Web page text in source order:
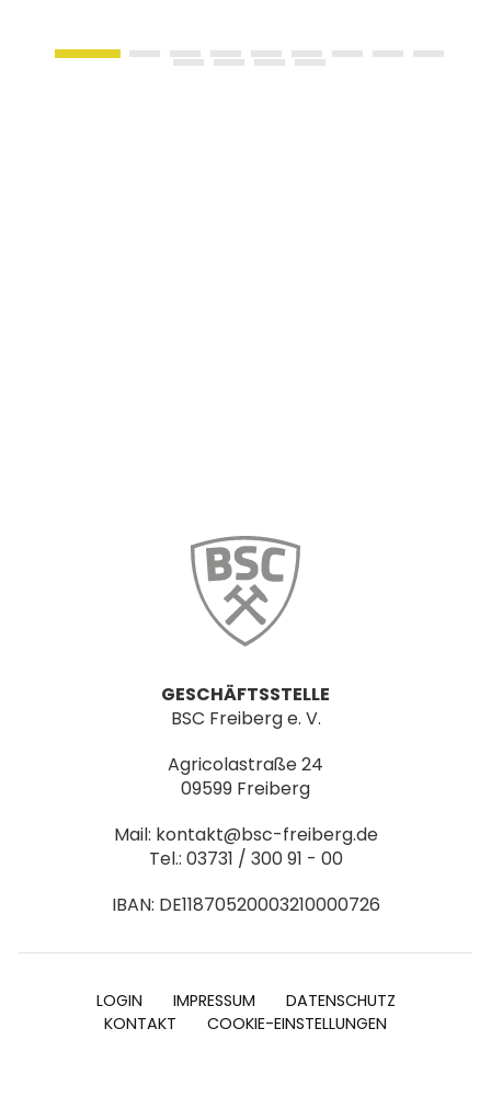
GESCHÄFTSSTELLE
BSC Freiberg e. V.
Agricolastraße 24
09599 Freiberg
Mail: kontakt@bsc-freiberg.de
Tel.: 03731 / 300 91 - 00
IBAN: DE11870520003210000726
LOGIN IMPRESSUM
DATENSCHUTZ
KONTAKT
COOKIE-EINSTELLUNGEN